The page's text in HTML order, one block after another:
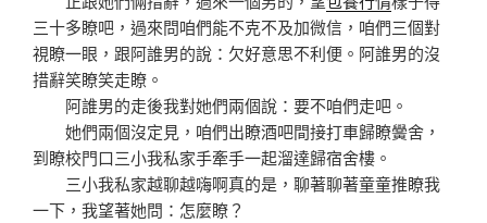
三十多瞭吧，過來問咱們能不克不及加微信，咱們三個對
視瞭一眼，跟阿誰男的說：欠好意思不利便。阿誰男的沒
措辭笑瞭笑走瞭。
阿誰男的走後我對她們兩個說：要不咱們走吧。
她們兩個沒定見，咱們出瞭酒吧間接打車歸瞭黌舍，
到瞭校門口三小我私家手牽手一起溜達歸宿舍樓。
三小我私家越聊越嗨啊真的是，聊著聊著童童推瞭我
一下，我望著她問：怎麼瞭？